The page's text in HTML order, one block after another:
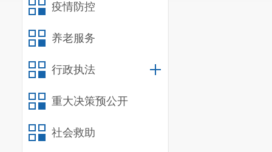
疫情防控
养老服务
行政执法
重大决策预公开
社会救助